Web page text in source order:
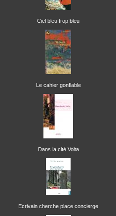
Ciel bleu trop bleu
Le cahier gonflable
Dans la cité Volta
Ecrivain cherche place concierge